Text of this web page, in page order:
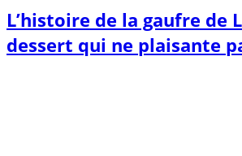
L’histoire de la gaufre de
dessert qui ne plaisante